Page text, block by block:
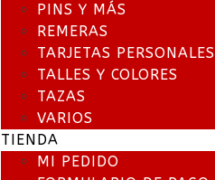
PINS Y MÁS
REMERAS
TARJETAS PERSONALES
TALLES Y COLORES
TAZAS
VARIOS
TIENDA
MI PEDIDO